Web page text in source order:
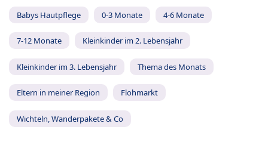
Babys Hautpflege 0-3 Monate 4-6 Monate
7-12 Monate Kleinkinder im 2. Lebensjahr
Kleinkinder im 3. Lebensjahr Thema des Monats
Eltern in meiner Region Flohmarkt
Wichteln, Wanderpakete & Co